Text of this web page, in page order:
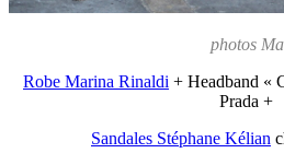
photos
Robe Marina Rinaldi + Headband «
Prada +
Sandales Stéphane Kélian